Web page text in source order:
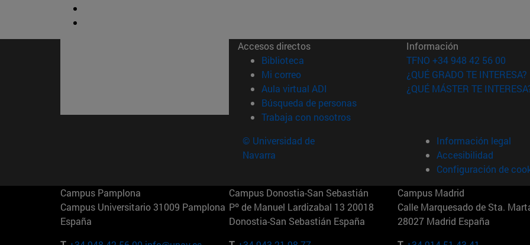
Accesos directos
Biblioteca (abre en nueva ventana)
Mi correo(abre en nueva ventana)
Aula virtual ADI (abre en nueva ventana)
Búsqueda de personas(abre en nueva ventana)
Trabaja con nosotros(abre en nueva ventana)
Información
TFNO +34 948 42 56 00
¿QUÉ GRADO TE INTERESA?
¿QUÉ MÁSTER TE
© Universidad de
Navarra
Información legal
Accesibilidad
Configuración de
Campus Pamplona
Campus Universitario 31009 Pamplona
España
Campus Donostia-San Sebastián
Pº de Manuel Lardizabal 13 20018
Donostia-San Sebastián España
Campus Madrid
Calle Marquesado de Sta.
28027 Madrid España